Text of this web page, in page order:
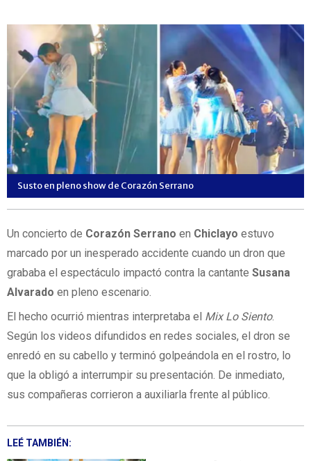
Susto en pleno show de Corazón Serrano
Un concierto de Corazón Serrano en Chiclayo estuvo
marcado por un inesperado accidente cuando un dron que
grababa el espectáculo impactó contra la cantante Susana
Alvarado en pleno escenario.
El hecho ocurrió mientras interpretaba el Mix Lo Siento.
Según los videos difundidos en redes sociales, el dron se
enredó en su cabello y terminó golpeándola en el rostro, lo
que la obligó a interrumpir su presentación. De inmediato,
sus compañeras corrieron a auxiliarla frente al público.
LEÉ TAMBIÉN: